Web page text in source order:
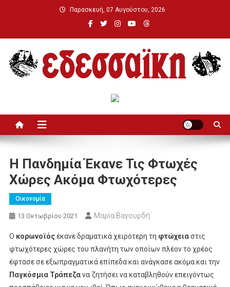
Παρασκευή, 07 Αυγούστου, 2026
Η Πανδημία Έκανε Τις Φτωχές
Χώρες Ακόμα Φτωχότερες
Οικονομία
13 Οκτωβρίου 2021 Μαρία Βαγουρδή
Ο κορωνοϊόςέκανε δραματικά χειρότερη τη φτώχειαστις
φτωχότερες χώρες του πλανήτη των οποίων πλέον το χρέος
έφτασε σε εξωπραγματικά επίπεδα και ανάγκασε ακόμα και την
Παγκόσμια Τράπεζανα ζητήσει να καταβληθούν επειγόντως